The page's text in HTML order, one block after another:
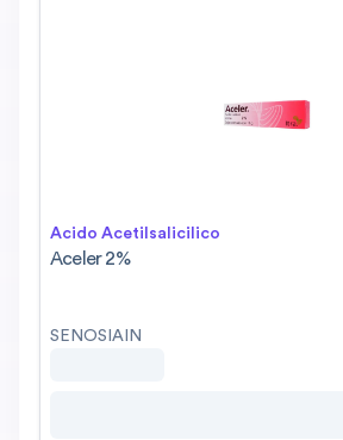
Acido Acetilsalicilico
Aceler 2%
SENOSIAIN